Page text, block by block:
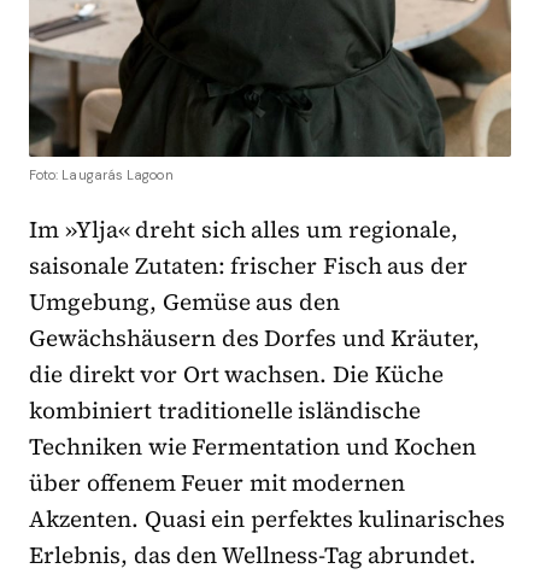
Foto: Laugarás Lagoon
Im »Ylja« dreht sich alles um regionale,
saisonale Zutaten: frischer Fisch aus der
Umgebung, Gemüse aus den
Gewächshäusern des Dorfes und Kräuter,
die direkt vor Ort wachsen. Die Küche
kombiniert traditionelle isländische
Techniken wie Fermentation und Kochen
über offenem Feuer mit modernen
Akzenten. Quasi ein perfektes kulinarisches
Erlebnis, das den Wellness-Tag abrundet.